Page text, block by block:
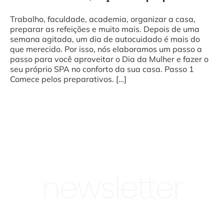
Trabalho, faculdade, academia, organizar a casa,
preparar as refeições e muito mais. Depois de uma
semana agitada, um dia de autocuidado é mais do
que merecido. Por isso, nós elaboramos um passo a
passo para você aproveitar o Dia da Mulher e fazer o
seu próprio SPA no conforto da sua casa. Passo 1
Comece pelos preparativos. […]